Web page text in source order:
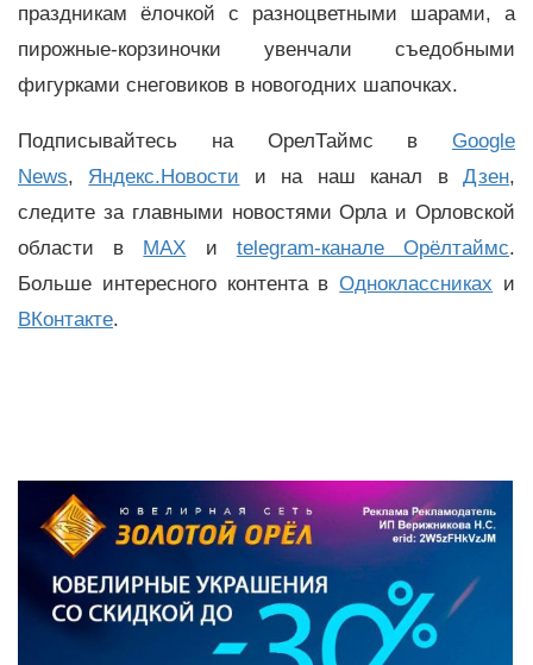
праздникам ёлочкой с разноцветными шарами, а
пирожные-корзиночки увенчали съедобными
фигурками снеговиков в новогодних шапочках.
Подписывайтесь на ОрелТаймс в Google
News, Яндекс.Новости и на наш канал вДзен,
следите за главными новостями Орла и Орловской
области в MAX и telegram-канале Орёлтаймс.
Больше интересного контента вОдноклассниках и
ВКонтакте.